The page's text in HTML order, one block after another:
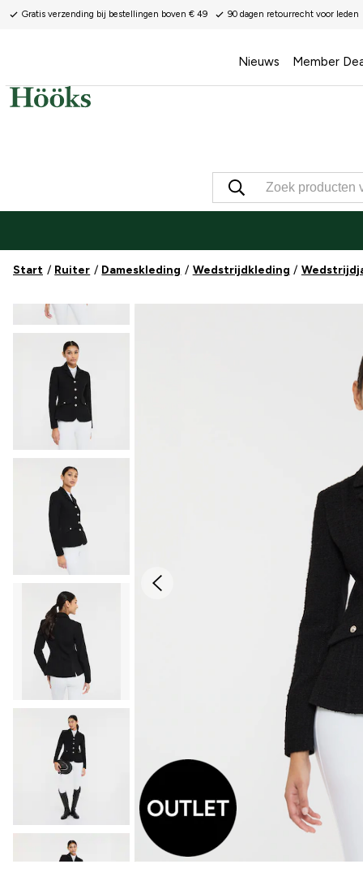
Gratis verzending bij bestellingen boven € 49 90 dagen retourrecht voor leden
Nieuws Member
Start Ruiter Dameskleding Wedstrijdkleding